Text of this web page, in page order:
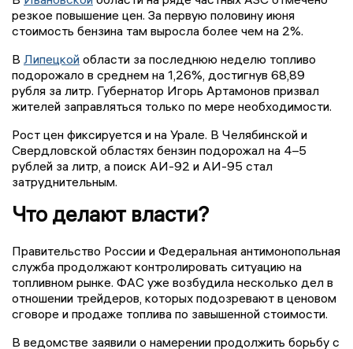
резкое повышение цен. За первую половину июня
стоимость бензина там выросла более чем на 2%.
В Липецкой области за последнюю неделю топливо
подорожало в среднем на 1,26%, достигнув 68,89
рубля за литр. Губернатор Игорь Артамонов призвал
жителей заправляться только по мере необходимости.
Рост цен фиксируется и на Урале. В Челябинской и
Свердловской областях бензин подорожал на 4–5
рублей за литр, а поиск АИ-92 и АИ-95 стал
затруднительным.
Что делают власти?
Правительство России и Федеральная антимонопольная
служба продолжают контролировать ситуацию на
топливном рынке. ФАС уже возбудила несколько дел в
отношении трейдеров, которых подозревают в ценовом
сговоре и продаже топлива по завышенной стоимости.
В ведомстве заявили о намерении продолжить борьбу с